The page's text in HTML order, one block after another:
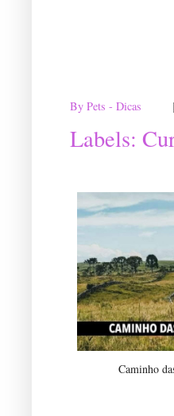
By Pets - Dicas
Labels:
Caminho